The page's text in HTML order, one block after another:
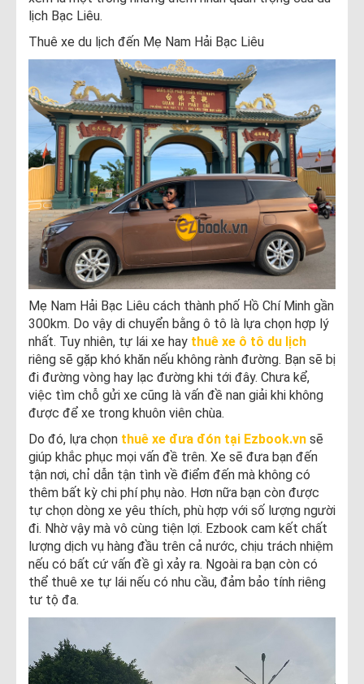
lịch Bạc Liêu.
Thuê xe du lịch đến Mẹ Nam Hải Bạc Liêu
Mẹ Nam Hải Bạc Liêu cách thành phố Hồ Chí Minh gần
300km. Do vậy di chuyển bằng ô tô là lựa chọn hợp lý
nhất. Tuy nhiên, tự lái xe hay thuê xe ô tô du lịch
riêng sẽ gặp khó khăn nếu không rành đường. Bạn sẽ bị
đi đường vòng hay lạc đường khi tới đây. Chưa kể,
việc tìm chỗ gửi xe cũng là vấn đề nan giải khi không
được để xe trong khuôn viên chùa.
Do đó, lựa chọn thuê xe đưa đón tại Ezbook.vn sẽ
giúp khắc phục mọi vấn đề trên. Xe sẽ đưa bạn đến
tận nơi, chỉ dẫn tận tình về điểm đến mà không có
thêm bất kỳ chi phí phụ nào. Hơn nữa bạn còn được
tự chọn dòng xe yêu thích, phù hợp với số lượng người
đi. Nhờ vậy mà vô cùng tiện lợi. Ezbook cam kết chất
lượng dịch vụ hàng đầu trên cả nước, chịu trách nhiệm
nếu có bất cứ vấn đề gì xảy ra. Ngoài ra bạn còn có
thể thuê xe tự lái nếu có nhu cầu, đảm bảo tính riêng
tư tộ đa.